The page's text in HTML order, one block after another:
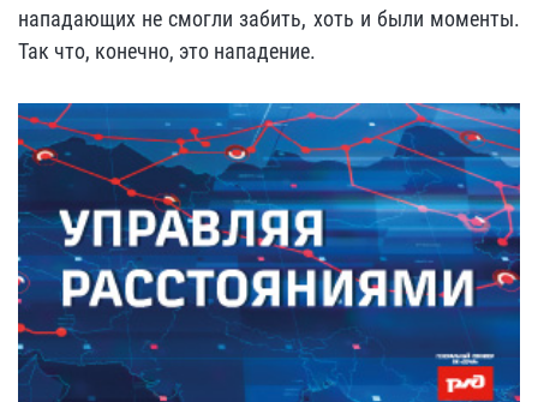
нападающих не смогли забить, хоть и были моменты.
Так что, конечно, это нападение.